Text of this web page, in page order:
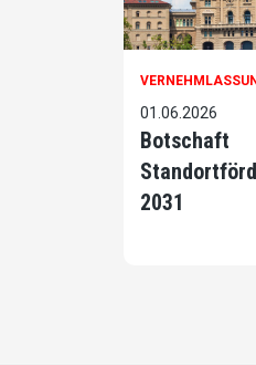
01.06.2026
Botschaft
2031